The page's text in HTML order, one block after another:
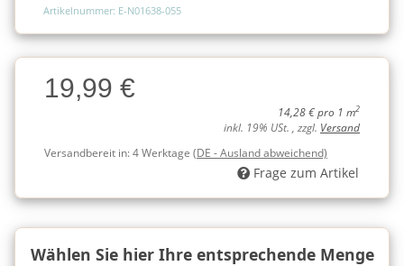
Artikelnummer: E-N01638-055
Charge
Charge19,99 €
14,28 € pro 1 m2
inkl. 19% USt. , zzgl. Versand
Versandbereit in:4 Werktage (DE - Ausland abweichend)
Frage zum Artikel
Wählen Sie hier Ihre entsprechende Menge